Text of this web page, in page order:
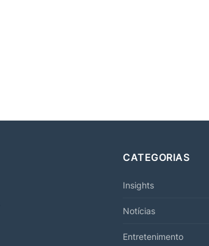
CATEGORIAS
Insights
Notícias
Entretenimento